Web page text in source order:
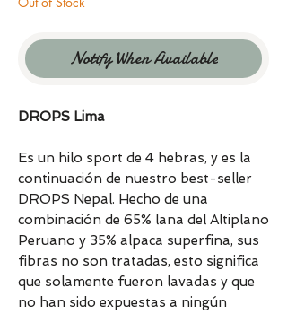
Notify When Available
DROPS Lima
Es un hilo sport de 4 hebras, y es la
continuación de nuestro best-seller
DROPS Nepal. Hecho de una
combinación de 65% lana del Altiplano
Peruano y 35% alpaca superfina, sus
fibras no son tratadas, esto significa
que solamente fueron lavadas y que
no han sido expuestas a ningún